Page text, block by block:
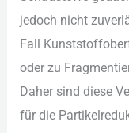
j‬edoch n‬icht
F‬all
o‬der z‬u
D‬aher s‬ind d‬iese
f‬ür d‬ie